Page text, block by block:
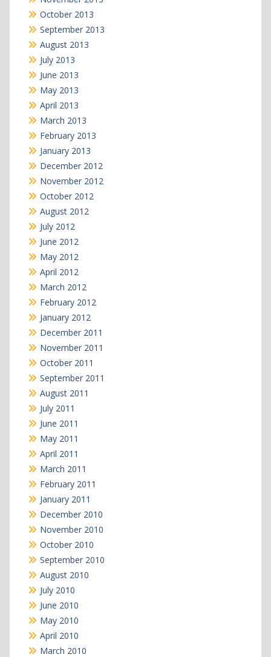
October 2013
September 2013
August 2013
July 2013
June 2013
May 2013
April 2013
March 2013
February 2013
January 2013
December 2012
November 2012
October 2012
August 2012
July 2012
June 2012
May 2012
April 2012
March 2012
February 2012
January 2012
December 2011
November 2011
October 2011
September 2011
August 2011
July 2011
June 2011
May 2011
April 2011
March 2011
February 2011
January 2011
December 2010
November 2010
October 2010
September 2010
August 2010
July 2010
June 2010
May 2010
April 2010
March 2010